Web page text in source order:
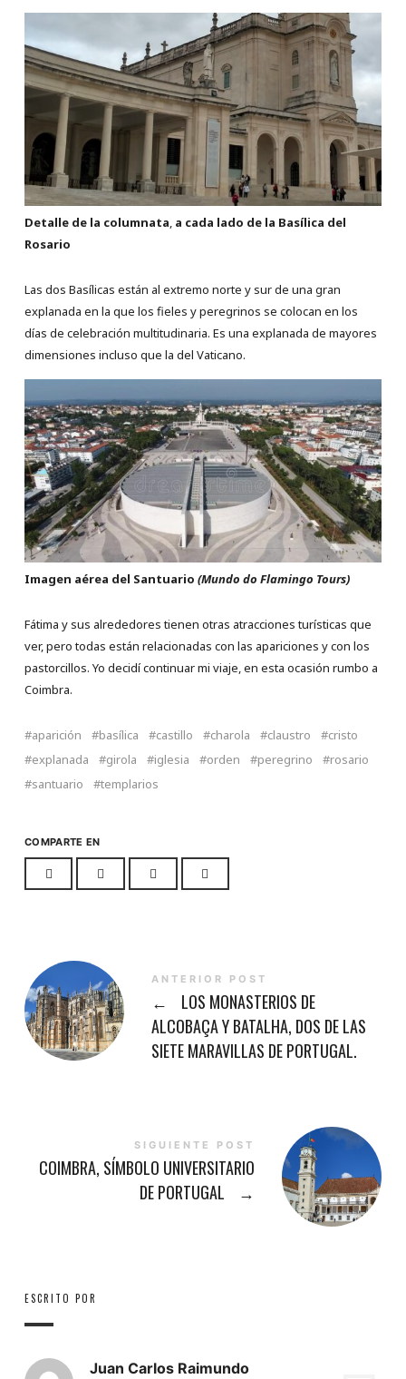
Detalle de la columnata,a cada lado de la Basílica del
Rosario
Las dos Basílicas están al extremo norte y sur de una gran
explanada en la que los fieles y peregrinos se colocan en los
días de celebración multitudinaria. Es una explanada de mayores
dimensiones incluso que la del Vaticano.
Imagen aérea del Santuario (Mundo do Flamingo Tours)
Fátima y sus alrededores tienen otras atracciones turísticas que
ver, pero todas están relacionadas con las apariciones y con los
pastorcillos. Yo decidí continuar mi viaje, en esta ocasión rumbo a
Coimbra.
aparición basílica castillo charola claustro
cristo
explanada
girola iglesia orden peregrino
rosario
santuario
templarios
COMPARTE EN
ANTERIOR POST
←
LOS MONASTERIOS DE
ALCOBAÇA Y BATALHA, DOS DE LAS
SIETE MARAVILLAS DE PORTUGAL.
SIGUIENTE POST
COIMBRA, SÍMBOLO UNIVERSITARIO
DE PORTUGAL
→
ESCRITO POR
Juan Carlos Raimundo